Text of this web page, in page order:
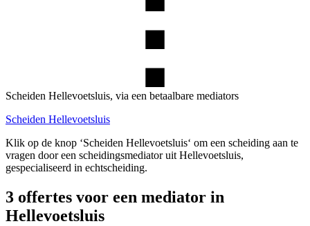
Scheiden Hellevoetsluis, via een betaalbare mediators
Scheiden Hellevoetsluis
Klik op de knop ‘Scheiden Hellevoetsluis‘ om een scheiding aan te
vragen door een scheidingsmediator uit Hellevoetsluis,
gespecialiseerd in echtscheiding.
3 offertes voor een mediator in
Hellevoetsluis